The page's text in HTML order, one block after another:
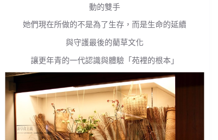
動的雙手
她們現在所做的不是為了生存，而是生命的延續
與守護最後的藺草文化
讓更年青的一代認識與體驗「苑裡的根本」